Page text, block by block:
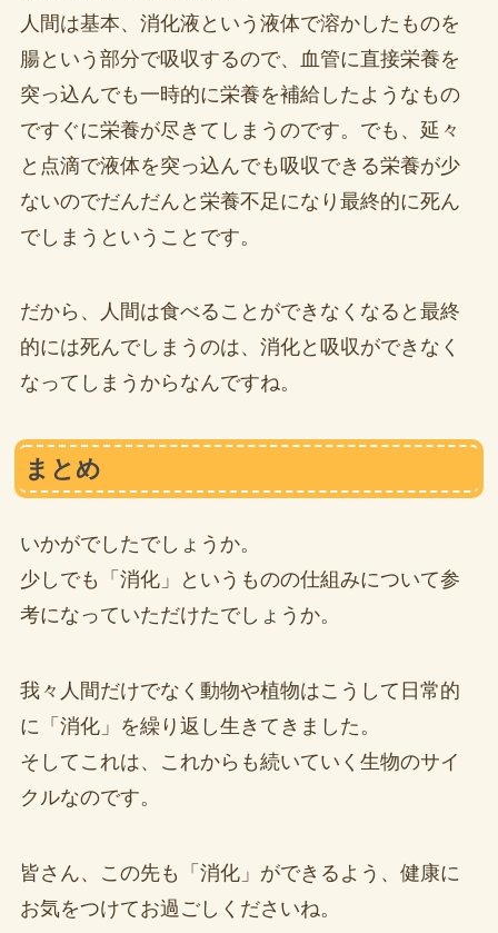
人間は基本、消化液という液体で溶かしたものを
腸という部分で吸収するので、血管に直接栄養を
突っ込んでも一時的に栄養を補給したようなもの
ですぐに栄養が尽きてしまうのです。でも、延々
と点滴で液体を突っ込んでも吸収できる栄養が少
ないのでだんだんと栄養不足になり最終的に死ん
でしまうということです。
だから、人間は食べることができなくなると最終
的には死んでしまうのは、消化と吸収ができなく
なってしまうからなんですね。
まとめ
いかがでしたでしょうか。
少しでも「消化」というものの仕組みについて参
考になっていただけたでしょうか。
我々人間だけでなく動物や植物はこうして日常的
に「消化」を繰り返し生きてきました。
そしてこれは、これからも続いていく生物のサイ
クルなのです。
皆さん、この先も「消化」ができるよう、健康に
お気をつけてお過ごしくださいね。